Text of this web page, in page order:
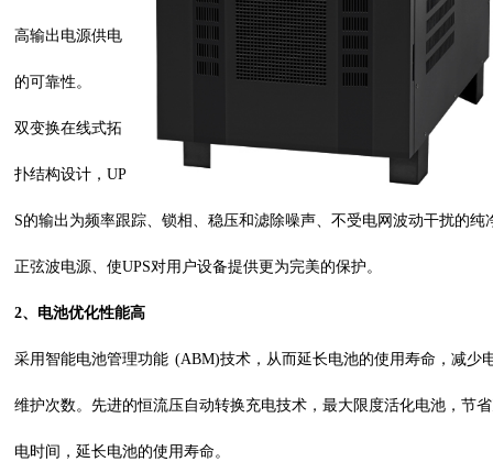
高输出电源供电
的可靠性。
双变换在线式拓
扑结构设计，UP
S的输出为频率跟踪、锁相、稳压和滤除噪声、不受电网波动干扰的纯
正弦波电源、使UPS对用户设备提供更为完美的保护。
2、 电池优化性能高
采用智能电池管理功能 (ABM)技术，从而延长电池的使用寿命，减少
维护次数。先进的恒流压自动转换充电技术，最大限度活化电池，节
电时间，延长电池的使用寿命。